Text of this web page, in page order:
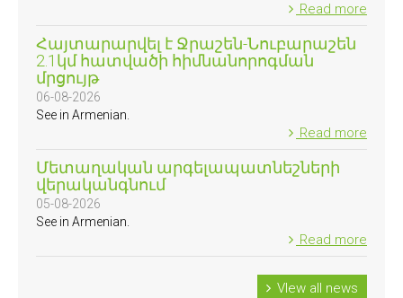
Read more
Հայտարարվել է Ջրաշեն-Նուբարաշեն
2.1կմ հատվածի հիմնանորոգման
մրցույթ
06-08-2026
See in Armenian.
Read more
Մետաղական արգելապատնեշների
վերականգնում
05-08-2026
See in Armenian.
Read more
VIew all news